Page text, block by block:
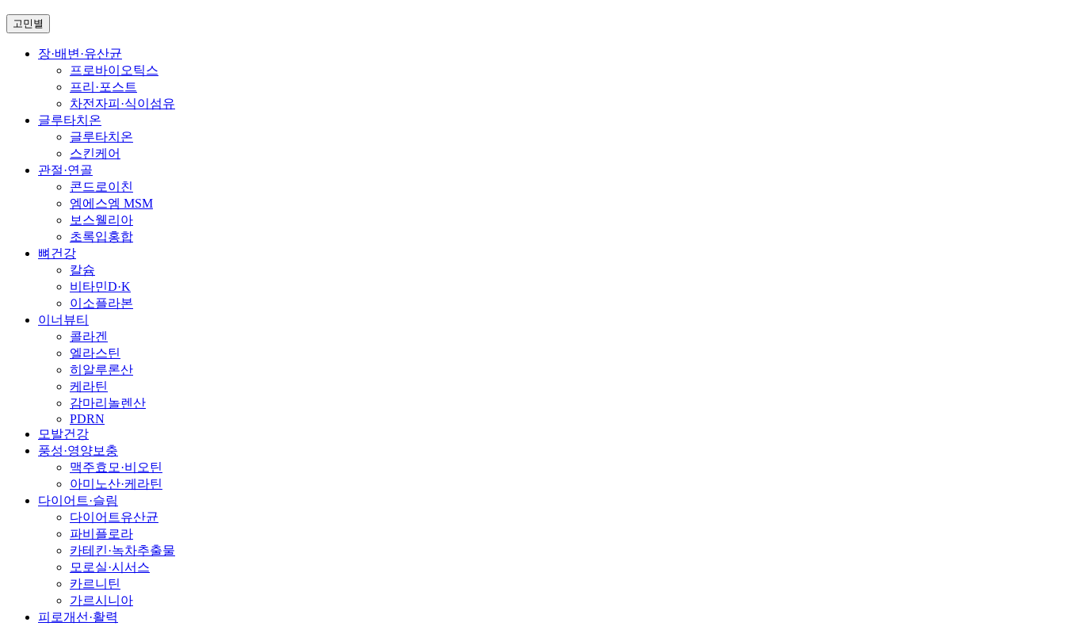
고민별
장·배변·유산균
프로바이오틱스
프리·포스트
차전자피·식이섬유
글루타치온
글루타치온
스킨케어
관절·연골
콘드로이친
엠에스엠 MSM
보스웰리아
초록입홍합
뼈건강
칼슘
비타민D·K
이소플라본
이너뷰티
콜라겐
엘라스틴
히알루론산
케라틴
감마리놀렌산
PDRN
모발건강
풍성·영양보충
맥주효모·비오틴
아미노산·케라틴
다이어트·슬림
다이어트유산균
파비플로라
카테킨·녹차추출물
모로실·시서스
카르니틴
가르시니아
피로개선·활력